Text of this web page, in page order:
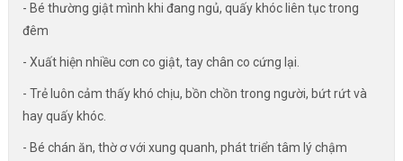
- Bé thường giật mình khi đang ngủ, quấy khóc liên tục trong
đêm
- Xuất hiện nhiều cơn co giật, tay chân co cứng lại.
- Trẻ luôn cảm thấy khó chịu, bồn chồn trong người, bứt rứt và
hay quấy khóc.
- Bé chán ăn, thờ ơ với xung quanh, phát triển tâm lý chậm